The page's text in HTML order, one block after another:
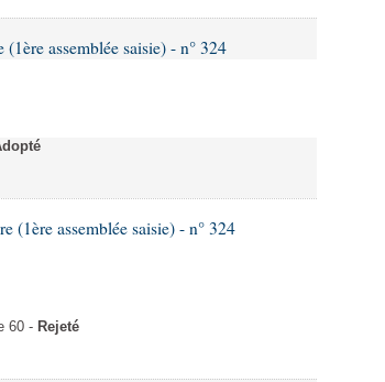
assemblée saisie) - n° 324
(1ère assemblée saisie) - n° 324
60 - Rejeté